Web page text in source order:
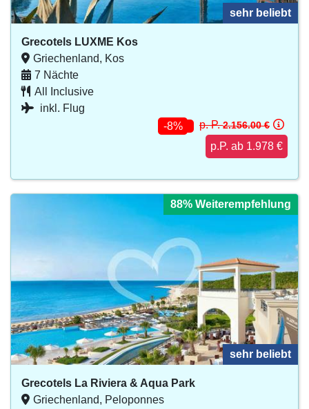
sehr beliebt
Grecotels LUXME Kos
Griechenland, Kos
7 Nächte
All Inclusive
inkl. Flug
-8%
p. P.2.156.00 €
p.P. ab 1.978 €
88% Weiterempfehlung
sehr beliebt
Grecotels La Riviera & Aqua Park
Griechenland, Peloponnes